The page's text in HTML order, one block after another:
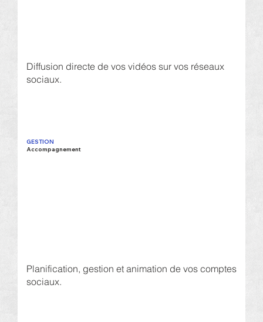
Diffusion directe de vos vidéos sur vos réseaux
sociaux.
GESTION
Accompagnement
Planification, gestion et animation de vos comptes
sociaux.